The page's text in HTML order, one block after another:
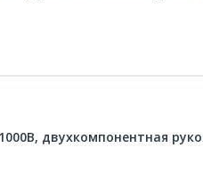
двухкомпонентная